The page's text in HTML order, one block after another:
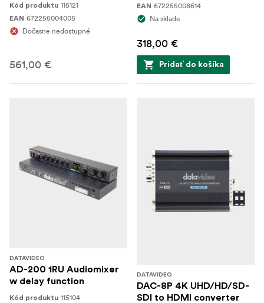
Kód produktu 115121
EAN 672255004005
Dočasne nedostupné
561,00 €
EAN 672255008614
Na sklade
318,00 €
Pridať do košíka
DATAVIDEO
AD-200 1RU Audiomixer
w delay function
Kód produktu 115104
DATAVIDEO
DAC-8P 4K UHD/HD/SD-
SDI to HDMI converter